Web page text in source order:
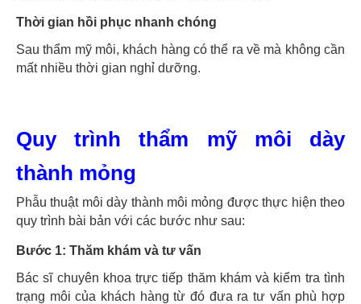
Thời gian hồi phục nhanh chóng
Sau thẩm mỹ môi, khách hàng có thể ra về mà không cần
mất nhiều thời gian nghỉ dưỡng.
Quy trình thẩm mỹ môi dày
thành mỏng
Phẫu thuật môi dày thành môi mỏng được thực hiện theo
quy trình bài bản với các bước như sau:
Bước 1: Thăm khám và tư vấn
Bác sĩ chuyên khoa trực tiếp thăm khám và kiểm tra tình
trạng môi của khách hàng từ đó đưa ra tư vấn phù hợp